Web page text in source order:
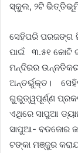
ସ୍କୁଲ, ୨ଟି
ସେହିପରି ପରଜଙ୍ଗ
ପାଇଁ ୩.୫୧ କୋଟି
ମନ୍ଦିରର
ଅନ୍ତର୍ଭୁକ୍ତ।
ଗୁରୁତ୍ୱପୂର୍ଣ୍ଣ
ଏଥିରେ ସାପୁଆ
ସାପୁଆ- ବଡଜୋର
ଟଙ୍କା ମଞ୍ଜୁର